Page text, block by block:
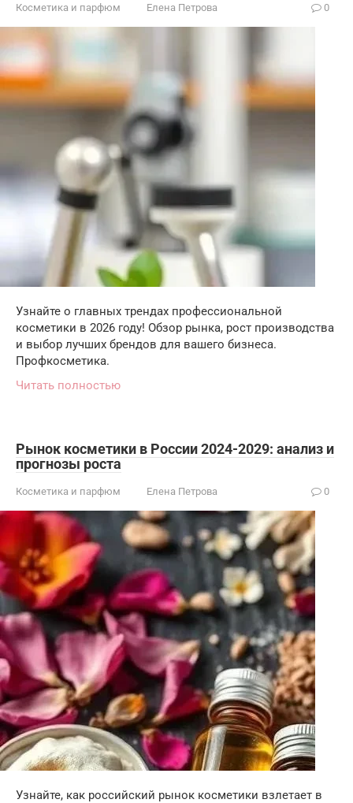
Косметика и парфюм Елена Петрова 0
Узнайте о главных трендах профессиональной
косметики в 2026 году! Обзор рынка, рост производства
и выбор лучших брендов для вашего бизнеса.
Профкосметика.
Читать полностью
Рынок косметики в России 2024-2029: анализ и
прогнозы роста
Косметика и парфюм Елена Петрова 0
Узнайте, как российский рынок косметики взлетает в